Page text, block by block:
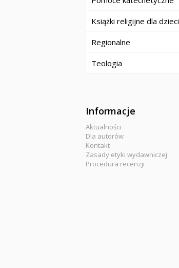
Książki religijne dla dzieci
Regionalne
Teologia
Informacje
Aktualności
Dla autorów
Kontakt
Zasady etyki wydawniczej
Procedura recenzji